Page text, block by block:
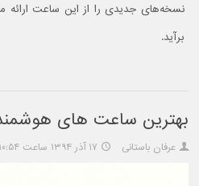
نسخه‌های جدیدی را از این ساعت ارائه
برآید.
بهترین ساعت های هوشمند
عرفان باستانی ۱۷ آذر ۱۳۹۴ ساعت ۱۰:۵۴